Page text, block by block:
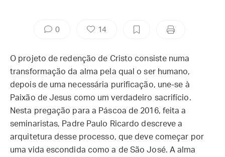
0 14
O projeto de redenção de Cristo consiste numa
transformação da alma pela qual o ser humano,
depois de uma necessária purificação, une-se à
Paixão de Jesus como um verdadeiro sacrifício.
Nesta pregação para a Páscoa de 2016, feita a
seminaristas, Padre Paulo Ricardo descreve a
arquitetura desse processo, que deve começar por
uma vida escondida como a de São José. A alma